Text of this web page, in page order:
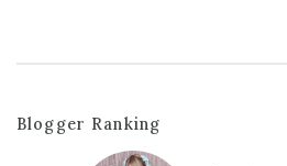
Blogger Ranking